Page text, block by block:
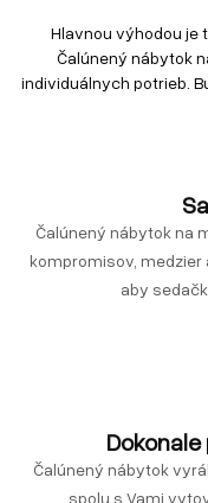
Hlavnou výhodou je
Čalúnený nábytok
individuálnych potrieb.
Čalúnený nábytok na
kompromisov, medzier
aby
Čalúnený nábytok
spolu s Vami